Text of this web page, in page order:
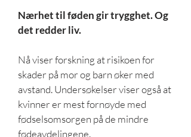
Nærhet til føden gir trygghet. Og
det redder liv.
Nå viser forskning at risikoen for
skader på mor og barn øker med
avstand. Undersøkelser viser også at
kvinner er mest fornøyde med
fødselsomsorgen på de mindre
fødeavdelingene.